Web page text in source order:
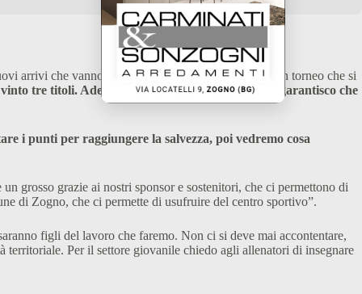
arrivi che vanno a rinforzare l’organico in vista di un torneo che si
tre titoli. Adesso inizia una nuova stagione, vi garantisco che
i punti per raggiungere la salvezza, poi vedremo cosa
grosso grazie ai nostri sponsor e sostenitori, che ci permettono di
di Zogno, che ci permette di usufruire del centro sportivo”.
figli del lavoro che faremo. Non ci si deve mai accontentare,
territoriale. Per il settore giovanile chiedo agli allenatori di insegnare